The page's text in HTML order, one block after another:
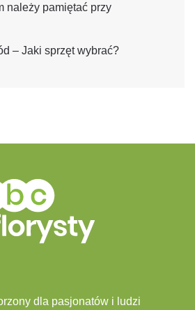
należy pamiętać przy
– Jaki sprzęt wybrać?
dla pasjonatów i ludzi